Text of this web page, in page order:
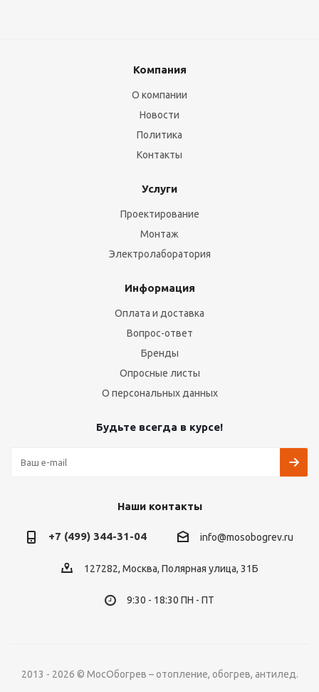
Компания
О компании
Новости
Политика
Контакты
Услуги
Проектирование
Монтаж
Электролаборатория
Информация
Оплата и доставка
Вопрос-ответ
Бренды
Опросные листы
О персональных данных
Будьте всегда в курсе!
Наши контакты
+7 (499) 344-31-04 info@mosobogrev.ru
127282, Москва, Полярная улица, 31Б
9:30 - 18:30 ПН - ПТ
2013 - 2026 © МосОбогрев – отопление, обогрев, антилед.